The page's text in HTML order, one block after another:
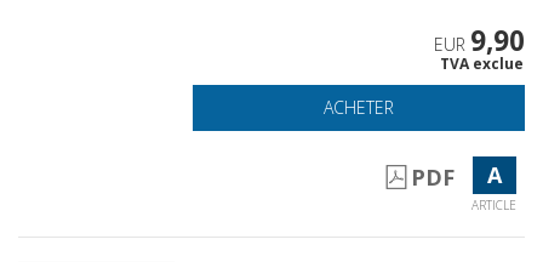
EUR 9,90
TVA exclue
ACHETER
PDF A
ARTICLE